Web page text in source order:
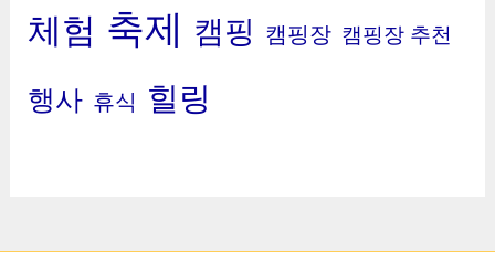
체험 축제 캠핑 캠핑장 캠핑장 추천
행사 휴식 힐링